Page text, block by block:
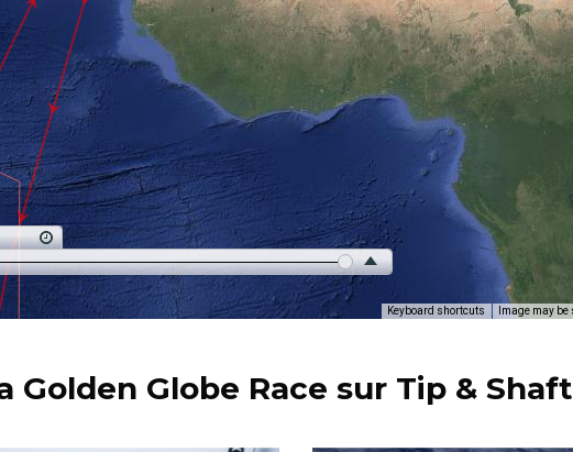
Golden Globe Race sur Tip & Shaft